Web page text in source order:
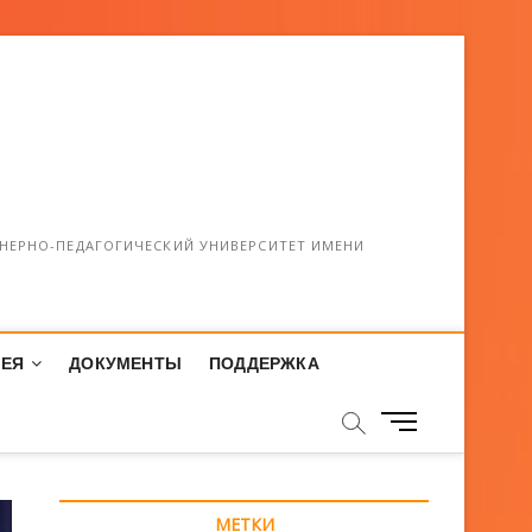
ПЕДАГОГИЧЕСКИЙ УНИВЕРСИТЕТ ИМЕНИ
ДОКУМЕНТЫ ПОДДЕРЖКА
М
ю
МЕТКИ